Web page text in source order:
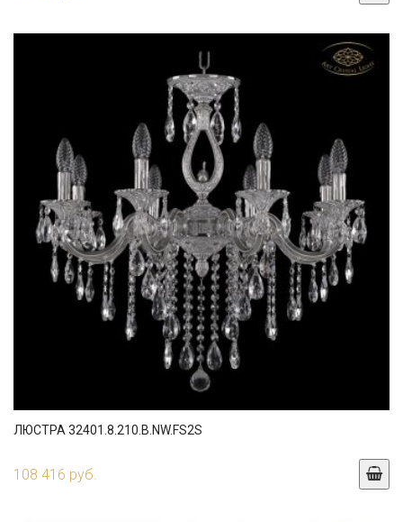
ЛЮСТРА 32401.8.210.B.NW.FS2S
108 416 руб.